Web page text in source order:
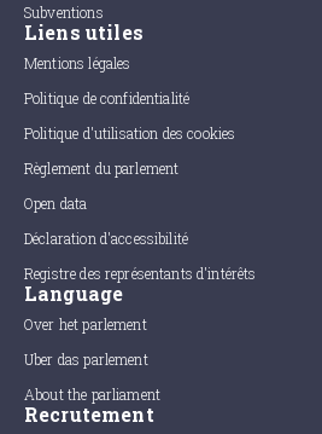
Subventions
Liens utiles
Mentions légales
Politique de confidentialité
Politique d'utilisation des cookies
Règlement du parlement
Open data
Déclaration d'accessibilité
Registre des représentants d'intérêts
Language
Over het parlement
Uber das parlement
About the parliament
Recrutement